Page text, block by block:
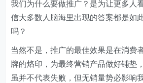
我们为什么要做推广？是为让更多人
信大多数人脑海里出现的答案都是如
吗？
当然不是，推广的最佳效果是在消费
牌的烙印，为最终营销产品做好铺垫
虽并不代表失败，但无销量势必影响